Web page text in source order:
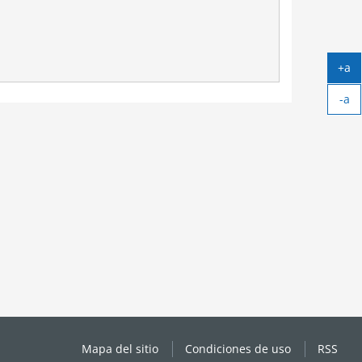
Mapa del sitio Condiciones de uso RSS
+a
-a